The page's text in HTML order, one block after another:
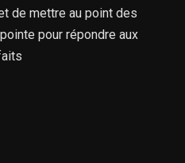
de mettre au point des
pour répondre aux